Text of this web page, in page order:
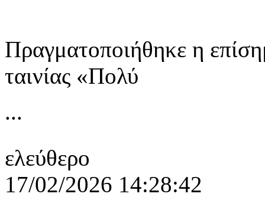
Πραγματοποιήθηκε η
ταινίας «Πολύ
...
ελεύθερο
17/02/2026 14:28:42